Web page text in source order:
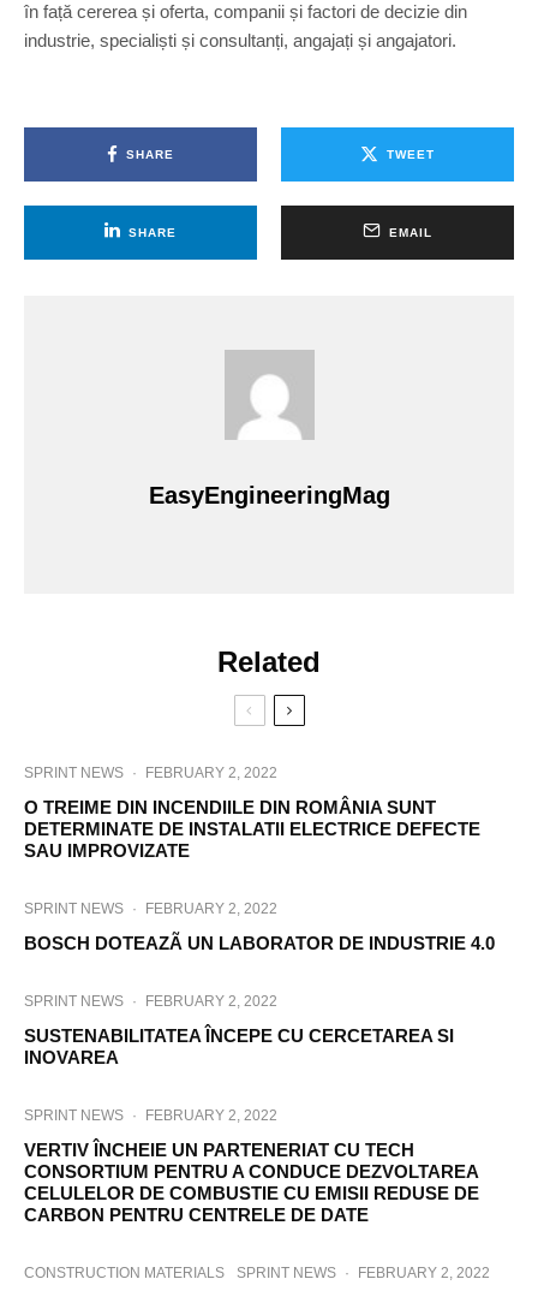
în față cererea și oferta, companii și factori de decizie din
industrie, specialiști și consultanți, angajați și angajatori.
SHARE TWEET
SHARE EMAIL
EasyEngineeringMag
Related
SPRINT NEWS · FEBRUARY 2, 2022
O TREIME DIN INCENDIILE DIN ROMÂNIA SUNT
DETERMINATE DE INSTALATII ELECTRICE DEFECTE
SAU IMPROVIZATE
SPRINT NEWS · FEBRUARY 2, 2022
BOSCH DOTEAZÃ UN LABORATOR DE INDUSTRIE 4.0
SPRINT NEWS · FEBRUARY 2, 2022
SUSTENABILITATEA ÎNCEPE CU CERCETAREA SI
INOVAREA
SPRINT NEWS · FEBRUARY 2, 2022
VERTIV ÎNCHEIE UN PARTENERIAT CU TECH
CONSORTIUM PENTRU A CONDUCE DEZVOLTAREA
CELULELOR DE COMBUSTIE CU EMISII REDUSE DE
CARBON PENTRU CENTRELE DE DATE
CONSTRUCTION MATERIALS SPRINT NEWS · FEBRUARY 2, 2022